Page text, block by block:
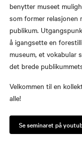
benytter museet
som former relasjonen
publikum.
å igangsette en
museum, et vokabular
det brede
Velkommen til en
alle!
Se seminaret på